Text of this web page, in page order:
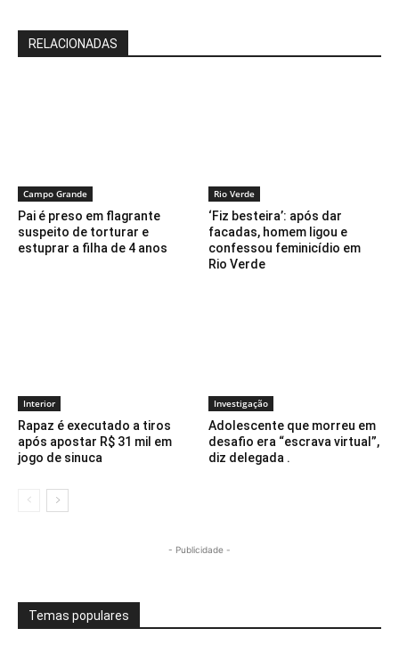
RELACIONADAS
Campo Grande
Pai é preso em flagrante
suspeito de torturar e
estuprar a filha de 4 anos
Rio Verde
‘Fiz besteira’: após dar
facadas, homem ligou e
confessou feminicídio em
Rio Verde
Interior
Rapaz é executado a tiros
após apostar R$ 31 mil em
jogo de sinuca
Investigação
Adolescente que morreu em
desafio era “escrava virtual”,
diz delegada .
- Publicidade -
Temas populares